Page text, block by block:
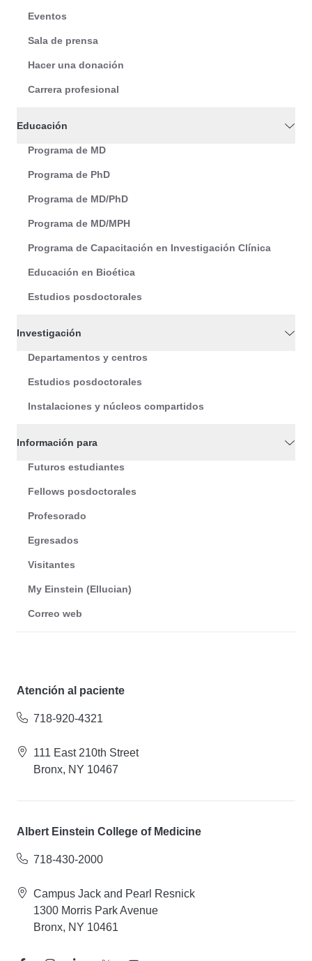
Eventos
Sala de prensa
Hacer una donación
Carrera profesional
Educación
Programa de MD
Programa de PhD
Programa de MD/PhD
Programa de MD/MPH
Programa de Capacitación en Investigación Clínica
Educación en Bioética
Estudios posdoctorales
Investigación
Departamentos y centros
Estudios posdoctorales
Instalaciones y núcleos compartidos
Información para
Futuros estudiantes
Fellows posdoctorales
Profesorado
Egresados
Visitantes
My Einstein (Ellucian)
Correo web
Atención al paciente
718-920-4321
111 East 210th Street
Bronx, NY 10467
Albert Einstein College of Medicine
718-430-2000
Campus Jack and Pearl Resnick
1300 Morris Park Avenue
Bronx, NY 10461